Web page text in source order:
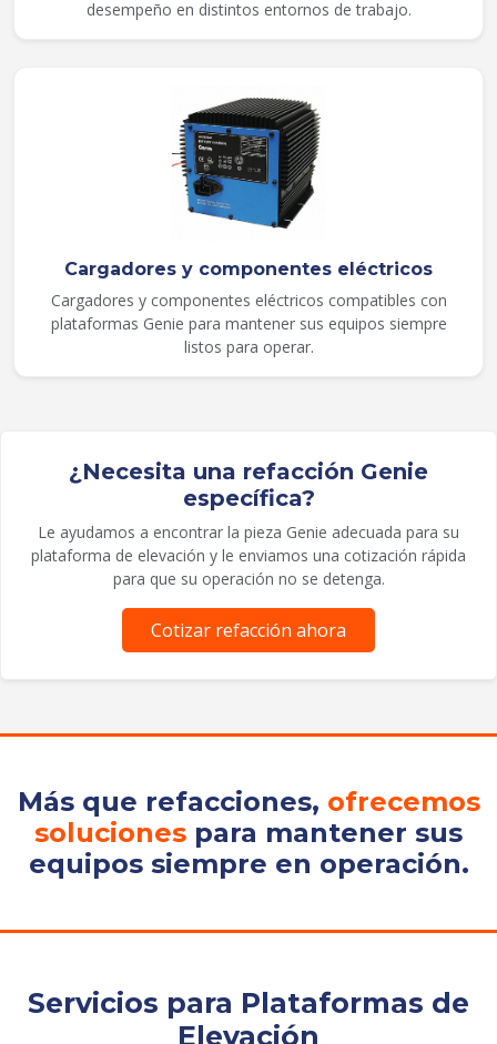
desempeño en distintos entornos de trabajo.
Cargadores y componentes eléctricos
Cargadores y componentes eléctricos compatibles con
plataformas Genie para mantener sus equipos siempre
listos para operar.
¿Necesita una refacción Genie
específica?
Le ayudamos a encontrar la pieza Genie adecuada para su
plataforma de elevación y le enviamos una cotización rápida
para que su operación no se detenga.
Cotizar refacción ahora
Más que refacciones, ofrecemos
soluciones para mantener sus
equipos siempre en operación.
Servicios para Plataformas de
Elevación